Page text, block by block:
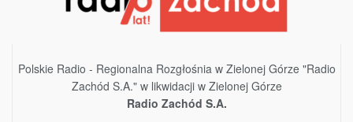
Polskie Radio - Regionalna Rozgłośnia w Zielonej Górze "Radio
Zachód S.A." w likwidacji w Zielonej Górze
Radio Zachód S.A.